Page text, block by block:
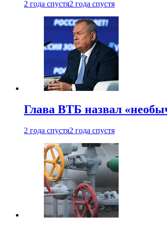
2 года спустя2 года спустя
Глава ВТБ назвал
2 года спустя2 года спустя